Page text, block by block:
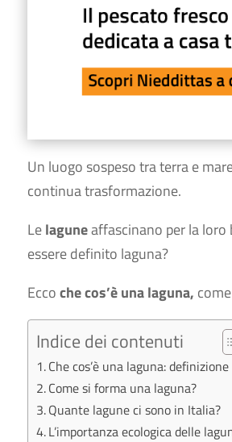
Un luogo sospeso tra terra e
continua trasformazione.
Lelaguneaffascinano per la loro
essere definito laguna?
Eccoche cos’è una laguna,
Indice dei contenuti
Che cos’è una laguna: definizione
Come si forma una laguna?
Quante lagune ci sono in Italia?
L’importanza ecologica delle